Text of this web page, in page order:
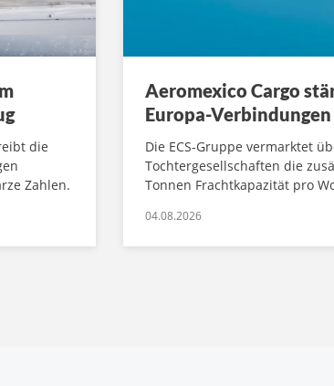
die
Zahlen.
Aeromexico Cargo
Europa-Verbindungen
Die ECS-Gruppe vermarktet
Tochtergesellschaften die
Tonnen Frachtkapazität pro
04.08.2026